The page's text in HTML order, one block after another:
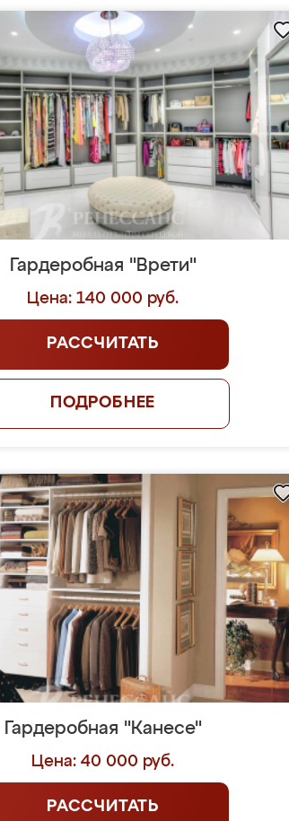
Гардеробная "Врети"
Цена: 140 000 руб.
РАССЧИТАТЬ
ПОДРОБНЕЕ
Гардеробная "Канесе"
Цена: 40 000 руб.
РАССЧИТАТЬ